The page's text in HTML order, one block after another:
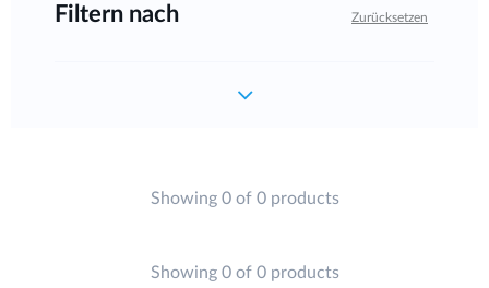
Filtern nach Zurücksetzen
Showing 0 of 0 products
Showing 0 of 0 products